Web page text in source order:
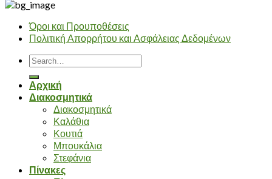
Όροι και Προυποθέσεις
Πολιτική Απορρήτου και Ασφάλειας Δεδομένων
Search
for:
Αρχική
Διακοσμητικά
Διακοσμητικά
Καλάθια
Κουτιά
Μπουκάλια
Στεφάνια
Πίνακες